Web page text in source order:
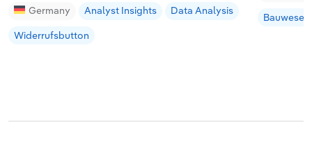
Germany Analyst Insights
Data Analysis
Widerrufsbutton
Bauwesen